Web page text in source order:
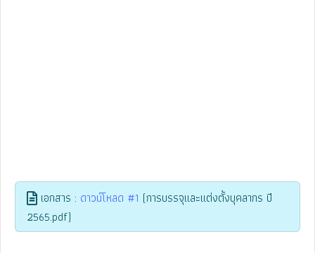
เอกสาร : ดาวน์โหลด #1 (การบรรจุและแต่งตั้งบุคลากร ปี
2565.pdf)